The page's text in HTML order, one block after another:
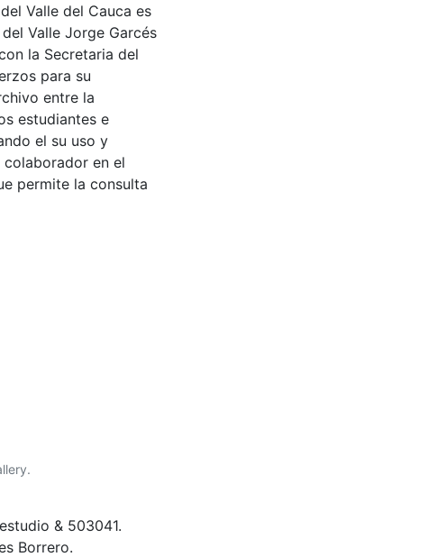
Valle del Cauca es
Valle Jorge Garcés
la Secretaria del
para su
entre la
estudiantes e
el su uso y
colaborador en el
permite la consulta
& 503041.
Borrero.